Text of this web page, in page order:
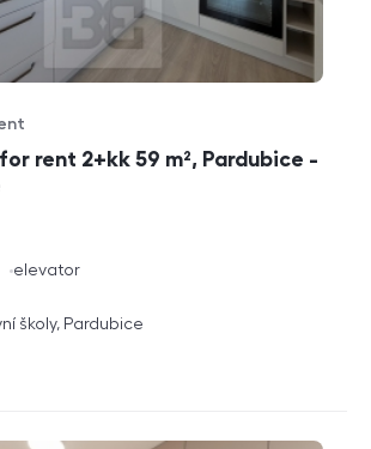
rent 2+kk 59 m², Pardubice -
elevator
školy, Pardubice